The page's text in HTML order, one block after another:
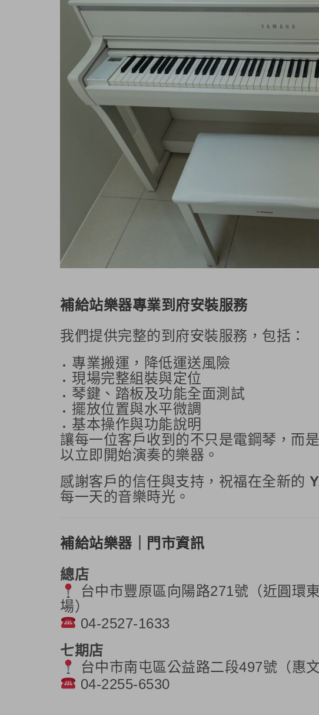
補給站樂器專業到府安裝服務
我們提供完整的到府安裝服務，包括：
專業搬運，降低運送風險
現場完整組裝與定位
琴鍵、踏板及功能全面測試
擺放位置與水平微調
基本操作與功能說明
讓每一位客戶收到的不只是電鋼琴，而
以立即開始演奏的樂器。
感謝客戶的信任與支持，祝福在全新的
每一天的音樂時光。
補給站樂器｜門市資訊
總店
台中市豐原區向陽路271號（近圓環
場）
04-2527-1633
七期店
台中市南屯區公益路二段497號（惠
04-2255-6530